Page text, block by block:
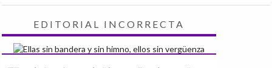
EDITORIAL INCORRECTA